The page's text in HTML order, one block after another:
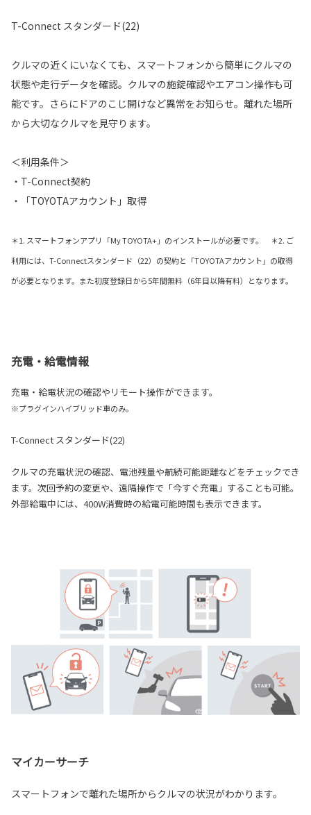
T-Connect スタンダード(22)
クルマの近くにいなくても、スマートフォンから簡単にクルマの
状態や走行データを確認。クルマの施錠確認やエアコン操作も可
能です。さらにドアのこじ開けなど異常をお知らせ。離れた場所
から大切なクルマを見守ります。
＜利用条件＞
・T-Connect契約
・「TOYOTAアカウント」取得
＊1. スマートフォンアプリ「My TOYOTA+」のインストールが必要です。 ＊2. ご
利用には、T-Connectスタンダード（22）の契約と「TOYOTAアカウント」の取得
が必要となります。また初度登録日から5年間無料（6年目以降有料）となります。
充電・給電情報
充電・給電状況の確認やリモート操作ができます。
※プラグインハイブリッド車のみ。
T-Connect スタンダード(22)
クルマの充電状況の確認、電池残量や航続可能距離などをチェックでき
ます。次回予約の変更や、遠隔操作で「今すぐ充電」することも可能。
外部給電中には、400W消費時の給電可能時間も表示できます。
マイカーサーチ
スマートフォンで離れた場所からクルマの状況がわかります。